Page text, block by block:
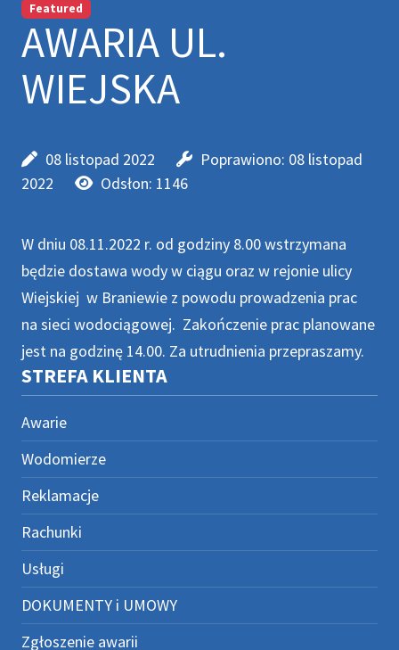
Featured
AWARIA UL.
WIEJSKA
08 listopad 2022
Poprawiono: 08 listopad
2022
Odsłon: 1146
W dniu 08.11.2022 r. od godziny 8.00 wstrzymana
będzie dostawa wody w ciągu oraz w rejonie ulicy
Wiejskiej w Braniewie z powodu prowadzenia prac
na sieci wodociągowej. Zakończenie prac planowane
jest na godzinę 14.00. Za utrudnienia przepraszamy.
STREFA KLIENTA
Awarie
Wodomierze
Reklamacje
Rachunki
Usługi
DOKUMENTY i UMOWY
Zgłoszenie awarii